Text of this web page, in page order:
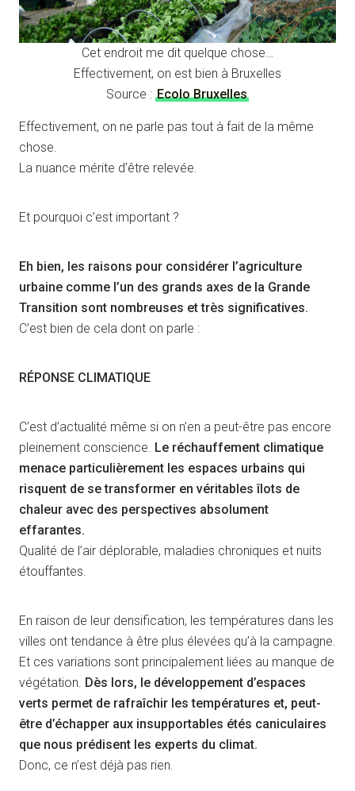
Cet endroit me dit quelque chose…
Effectivement, on est bien à Bruxelles
Source : Ecolo Bruxelles
Effectivement, on ne parle pas tout à fait de la même
chose.
La nuance mérite d’être relevée.
Et pourquoi c’est important ?
Eh bien, les raisons pour considérer l’agriculture
urbaine comme l’un des grands axes de la Grande
Transition sont nombreuses et très significatives.
C’est bien de cela dont on parle :
RÉPONSE CLIMATIQUE
C’est d’actualité même si on n’en a peut-être pas encore
pleinement conscience. Le réchauffement climatique
menace particulièrement les espaces urbains qui
risquent de se transformer en véritables îlots de
chaleur avec des perspectives absolument
effarantes.
Qualité de l’air déplorable, maladies chroniques et nuits
étouffantes.
En raison de leur densification, les températures dans les
villes ont tendance à être plus élevées qu’à la campagne.
Et ces variations sont principalement liées au manque de
végétation. Dès lors, le développement d’espaces
verts permet de rafraîchir les températures et, peut-
être d’échapper aux insupportables étés caniculaires
que nous prédisent les experts du climat.
Donc, ce n’est déjà pas rien.